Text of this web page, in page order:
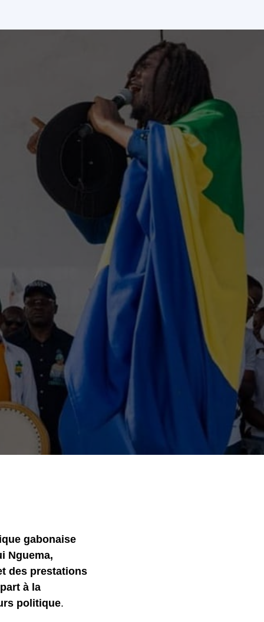
gabonaise
Nguema,
des prestations
à la
politique.